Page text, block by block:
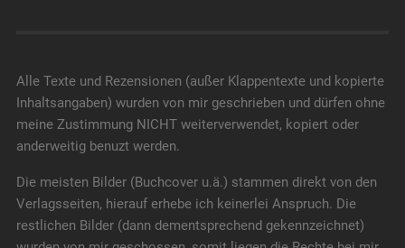
Alle Texte und Rezensionen (außer Klappentexte und kopierte
Inhaltsangaben) wurden von mir geschrieben und dürfen ohne
meine Zustimmung NICHT weiterverwendet, kopiert oder
anderweitig benuzt werden.
Die meisten Bilder (Buchcover u.ä.) stammen direkt von den
Verlagsseiten, hierauf erhebe ich keinerlei Anspruch. Die
restlichen Bilder (dann dementsprechend gekennzeichnet)